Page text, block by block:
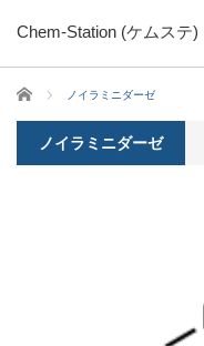
Chem-Station (ケムステ)
ホーム ノイラミニダーゼ
ノイラミニダーゼ